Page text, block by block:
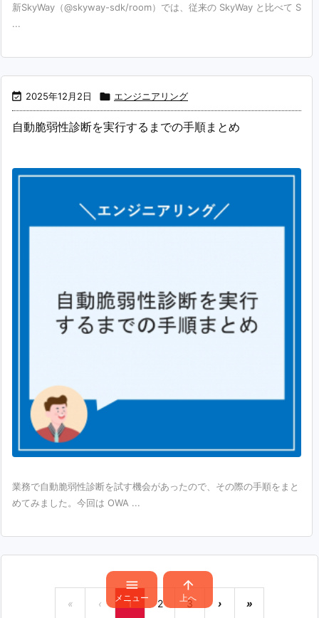
新SkyWay（@skyway-sdk/room）では、従来の SkyWay と比べて S
...
 2025年12月2日  エンジニアリング
自動脆弱性診断を実行するまでの手順まとめ
業務で自動脆弱性診断を試す機会があったので、その際の手順をまと
めてみました。今回は OWA ...
« ‹ 1 2 3 › »

メニュー

上へ